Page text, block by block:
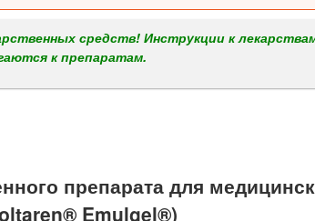
средств! Инструкции к
к препаратам.
препарата для
Emulgel®)